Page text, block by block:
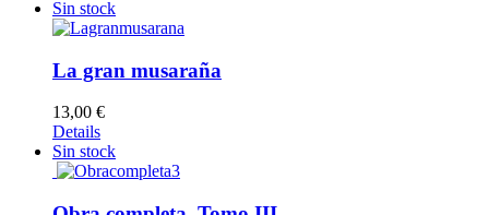
Sin stock
La gran musaraña
13,00 €
Details
Sin stock